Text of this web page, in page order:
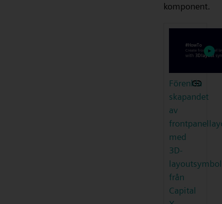
komponent.
Förenkla
skapandet
av
med
3D-
från
Capital